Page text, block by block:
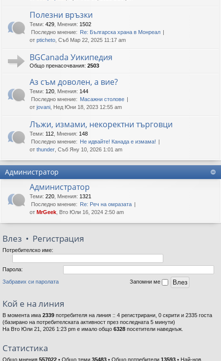
Полезни връзки
Теми: 429 Мнения: 1502
Последно мнение: Re: Българска храна в Монреал
от pticheto , Съб Мар 22, 2025 11:17 am
BGCanada Уикипедия
Общо пренасочвания: 2503
Аз съм доволен, а вие?
Теми: 120 Мнения: 144
Последно мнение: Масажни столове
от jovani , Нед Юни 18, 2023 12:55 am
Лъжи, измами, некоректни търговци
Теми: 112 Мнения: 148
Последно мнение: Не идвайте! Канада е измама!
от thunder , Съб Яну 10, 2026 1:01 am
Администратор
Администратор
Теми: 220 Мнения: 1321
Последно мнение: Re: Реч на омразата
от MrGeek , Вто Юли 16, 2024 2:50 am
Влез • Регистрация
Потребителско име:
Парола:
Забравих си паролата Запомни ме
Кой е на линия
В момента има 2339 потребителя на линия :: 4 регистрирани, 0 скрити и 2335 госта
(базирано на потребителската активност през последната 5 минути)
На Вто Юли 21, 2026 1:23 pm е имало общо 6328 посетители наведнъж.
Статистика
Общо мнения 557022 • Общо теми 35483 • Общо потребители 13593 • Най-нов